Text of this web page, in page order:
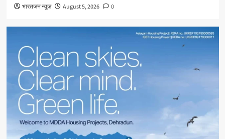
भारतजन न्यूज़ August 5, 2026 0